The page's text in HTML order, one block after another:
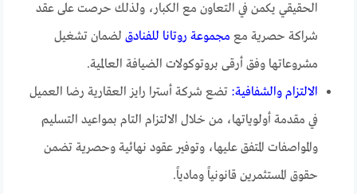
الحقيقي يكمن في التعاون مع الكبار، ولذلك حرصت على عقد
شراكة حصرية مع مجموعة روتانا للفنادق لضمان تشغيل
مشروعاتها وفق أرقى بروتوكولات الضيافة العالمية.
الالتزام والشفافية: تضع شركة أسترا رايز العقارية رضا العميل
في مقدمة أولوياتها، من خلال الالتزام التام بمواعيد التسليم
والمواصفات المتفق عليها، وتوفير عقود نهائية وحصرية تضمن
حقوق المستثمرين قانونياً ومادياً.